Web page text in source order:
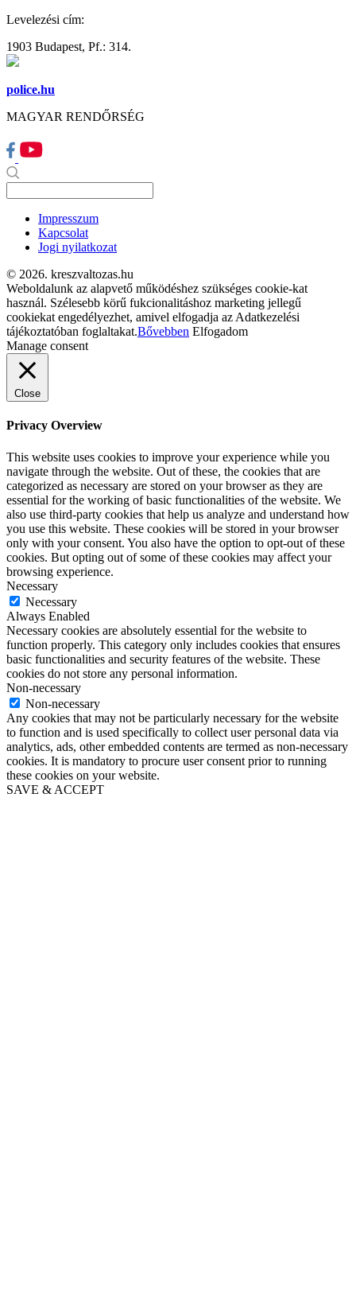
Levelezési cím:
1903 Budapest, Pf.: 314.
police.hu
MAGYAR RENDŐRSÉG
Impresszum
Kapcsolat
Jogi nyilatkozat
© 2026. kreszvaltozas.hu
Weboldalunk az alapvető működéshez szükséges cookie-kat
használ. Szélesebb körű fukcionalitáshoz marketing jellegű
cookiekat engedélyezhet, amivel elfogadja az Adatkezelési
tájékoztatóban foglaltakat.Bővebben Elfogadom
Manage consent
Close
Privacy Overview
This website uses cookies to improve your experience while you
navigate through the website. Out of these, the cookies that are
categorized as necessary are stored on your browser as they are
essential for the working of basic functionalities of the website. We
also use third-party cookies that help us analyze and understand how
you use this website. These cookies will be stored in your browser
only with your consent. You also have the option to opt-out of these
cookies. But opting out of some of these cookies may affect your
browsing experience.
Necessary
Necessary
Always Enabled
Necessary cookies are absolutely essential for the website to
function properly. This category only includes cookies that ensures
basic functionalities and security features of the website. These
cookies do not store any personal information.
Non-necessary
Non-necessary
Any cookies that may not be particularly necessary for the website
to function and is used specifically to collect user personal data via
analytics, ads, other embedded contents are termed as non-necessary
cookies. It is mandatory to procure user consent prior to running
these cookies on your website.
SAVE & ACCEPT